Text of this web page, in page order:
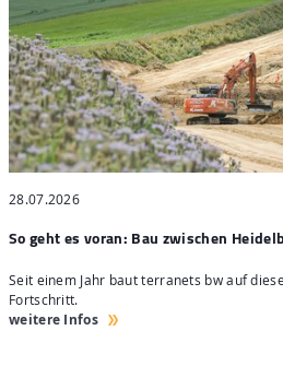
28.07.2026
So geht es voran: Bau zwischen
Seit einem Jahr baut terranets bw auf
Fortschritt.
weitere Infos